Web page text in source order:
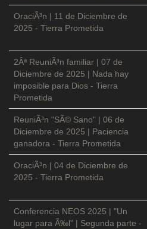
OraciÃ³n | 11 de Diciembre de
2025 - Tierra Prometida
2Âª ReuniÃ³n familiar | 07 de
Diciembre de 2025 | Nada hay
imposible para Dios - Tierra
Prometida
ReuniÃ³n "SÃ© Sano" | 06 de
Diciembre de 2025 | Paciencia
ganadora - Tierra Prometida
OraciÃ³n | 04 de Diciembre de
2025 - Tierra Prometida
Conferencia NEOS 2025 | "Un
lugar para Ã‰l" | Segunda parte -